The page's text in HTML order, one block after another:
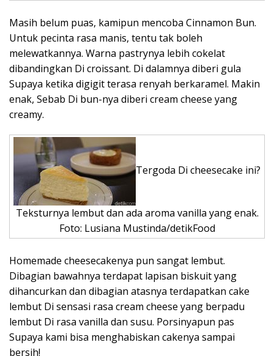
Masih belum puas, kamipun mencoba Cinnamon Bun.
Untuk pecinta rasa manis, tentu tak boleh
melewatkannya. Warna pastrynya lebih cokelat
dibandingkan Di croissant. Di dalamnya diberi gula
Supaya ketika digigit terasa renyah berkaramel. Makin
enak, Sebab Di bun-nya diberi cream cheese yang
creamy.
Tergoda Di cheesecake ini?
Teksturnya lembut dan ada aroma vanilla yang enak.
Foto: Lusiana Mustinda/detikFood
Homemade cheesecakenya pun sangat lembut.
Dibagian bawahnya terdapat lapisan biskuit yang
dihancurkan dan dibagian atasnya terdapatkan cake
lembut Di sensasi rasa cream cheese yang berpadu
lembut Di rasa vanilla dan susu. Porsinyapun pas
Supaya kami bisa menghabiskan cakenya sampai
bersih!